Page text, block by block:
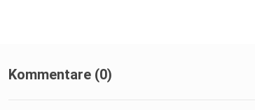
Kommentare (0)